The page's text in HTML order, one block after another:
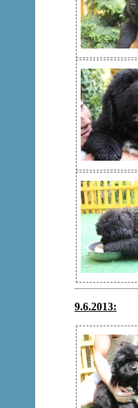
9.6.2013: